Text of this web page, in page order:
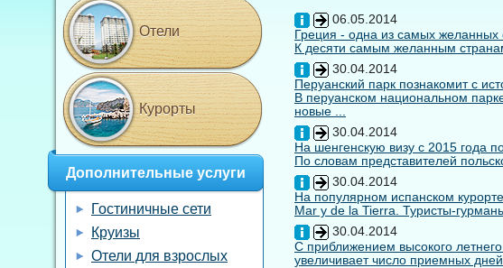
06.05.2014
Греция - одна из самых желанных
К десяти самым желанным
30.04.2014
Перуанский парк познакомит с
В перуанском национальном
новые ...
30.04.2014
На шенгенскую визу с 2015 года
По словам представителей
30.04.2014
На популярном испанском
Mar y de la Tierra. Туристы-
30.04.2014
С приближением высокого
увеличивает число приемных
Отели
Курорты
Дополнительные услуги
Гостиничные сети
Круизы
Отели для взрослых